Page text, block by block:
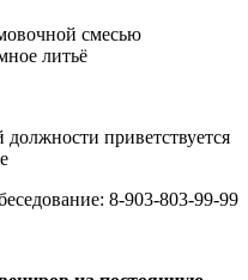
смесью
литьё
приветствуется
8-903-803-99-99